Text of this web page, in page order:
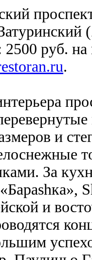
руб. на
.
и
За
и